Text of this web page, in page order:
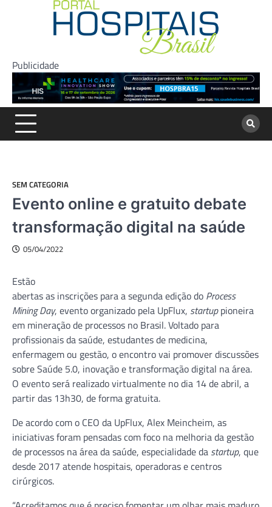
Publicidade
SEM CATEGORIA
Evento online e gratuito debate
transformação digital na saúde
05/04/2022
Estão
abertas as inscrições para a segunda edição do Process
Mining Day, evento organizado pela UpFlux, startuppioneira
em mineração de processos no Brasil. Voltado para
profissionais da saúde, estudantes de medicina,
enfermagem ou gestão, o encontro vai promover discussões
sobre Saúde 5.0, inovação e transformação digital na área.
O evento será realizado virtualmente no dia 14 de abril, a
partir das 13h30, de forma gratuita.
De acordo com o CEO da UpFlux, Alex Meincheim, as
iniciativas foram pensadas com foco na melhoria da gestão
de processos na área da saúde, especialidade da startup, que
desde 2017 atende hospitais, operadoras e centros
cirúrgicos.